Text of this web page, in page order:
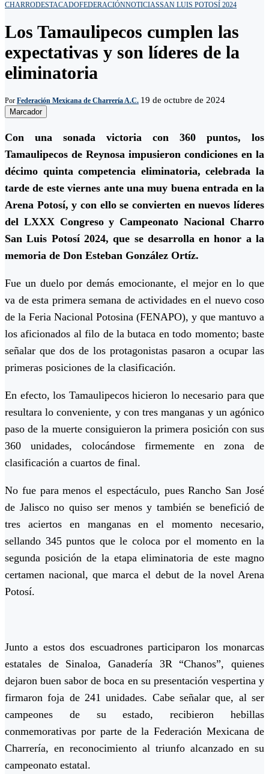
CHARRODESTACADOFEDERACIÓNNOTICIASSAN LUIS POTOSÍ 2024
Los Tamaulipecos cumplen las
expectativas y son líderes de la
eliminatoria
Por Federación Mexicana de Charrería A.C. 19 de octubre de 2024
Marcador
Con una sonada victoria con 360 puntos, los
Tamaulipecos de Reynosa impusieron condiciones en la
décimo quinta competencia eliminatoria, celebrada la
tarde de este viernes ante una muy buena entrada en la
Arena Potosí, y con ello se convierten en nuevos líderes
del LXXX Congreso y Campeonato Nacional Charro
San Luis Potosí 2024, que se desarrolla en honor a la
memoria de Don Esteban González Ortíz.
Fue un duelo por demás emocionante, el mejor en lo que
va de esta primera semana de actividades en el nuevo coso
de la Feria Nacional Potosina (FENAPO), y que mantuvo a
los aficionados al filo de la butaca en todo momento; baste
señalar que dos de los protagonistas pasaron a ocupar las
primeras posiciones de la clasificación.
En efecto, los Tamaulipecos hicieron lo necesario para que
resultara lo conveniente, y con tres manganas y un agónico
paso de la muerte consiguieron la primera posición con sus
360 unidades, colocándose firmemente en zona de
clasificación a cuartos de final.
No fue para menos el espectáculo, pues Rancho San José
de Jalisco no quiso ser menos y también se benefició de
tres aciertos en manganas en el momento necesario,
sellando 345 puntos que le coloca por el momento en la
segunda posición de la etapa eliminatoria de este magno
certamen nacional, que marca el debut de la novel Arena
Potosí.
Junto a estos dos escuadrones participaron los monarcas
estatales de Sinaloa, Ganadería 3R “Chanos”, quienes
dejaron buen sabor de boca en su presentación vespertina y
firmaron foja de 241 unidades. Cabe señalar que, al ser
campeones de su estado, recibieron hebillas
conmemorativas por parte de la Federación Mexicana de
Charrería, en reconocimiento al triunfo alcanzado en su
campeonato estatal.